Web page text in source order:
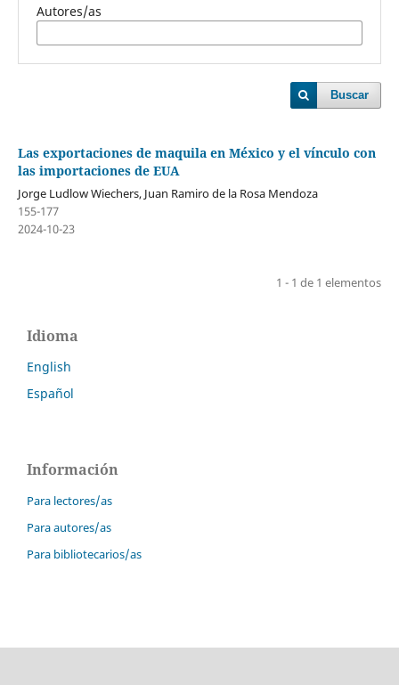
Autores/as
Buscar
Las exportaciones de maquila en México y el vínculo con
las importaciones de EUA
Jorge Ludlow Wiechers, Juan Ramiro de la Rosa Mendoza
155-177
2024-10-23
1 - 1 de 1 elementos
Idioma
English
Español
Información
Para lectores/as
Para autores/as
Para bibliotecarios/as